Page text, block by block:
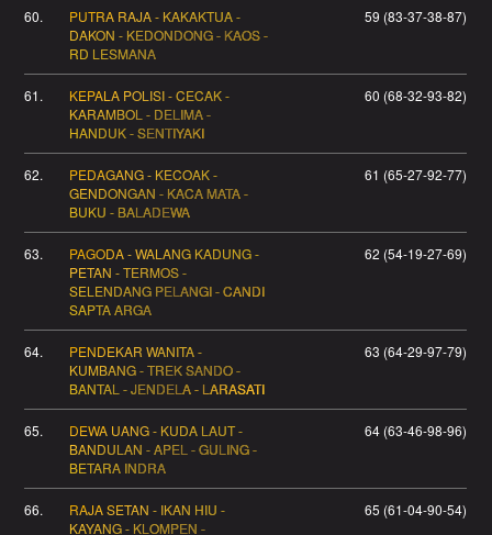
60.
PUTRA RAJA - KAKAKTUA -
DAKON - KEDONDONG - KAOS -
RD LESMANA
59 (83-37-38-87)
61.
KEPALA POLISI - CECAK -
KARAMBOL - DELIMA -
HANDUK - SENTIYAKI
60 (68-32-93-82)
62.
PEDAGANG - KECOAK -
GENDONGAN - KACA MATA -
BUKU - BALADEWA
61 (65-27-92-77)
63.
PAGODA - WALANG KADUNG -
PETAN - TERMOS -
SELENDANG PELANGI - CANDI
SAPTA ARGA
62 (54-19-27-69)
64.
PENDEKAR WANITA -
KUMBANG - TREK SANDO -
BANTAL - JENDELA - LARASATI
63 (64-29-97-79)
65.
DEWA UANG - KUDA LAUT -
BANDULAN - APEL - GULING -
BETARA INDRA
64 (63-46-98-96)
66.
RAJA SETAN - IKAN HIU -
KAYANG - KLOMPEN -
65 (61-04-90-54)